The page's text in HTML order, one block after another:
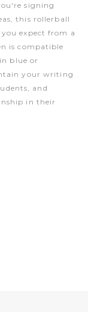
signing
this rollerball
expect from a
is compatible
blue or
your writing
and
in their